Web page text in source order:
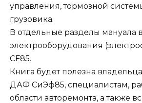
управления, тормозной
грузовика.
В отдельные разделы мануала
электрооборудования
CF85.
Книга будет полезна
ДАФ СиЭф85, специалистам,
области авторемонта, а также